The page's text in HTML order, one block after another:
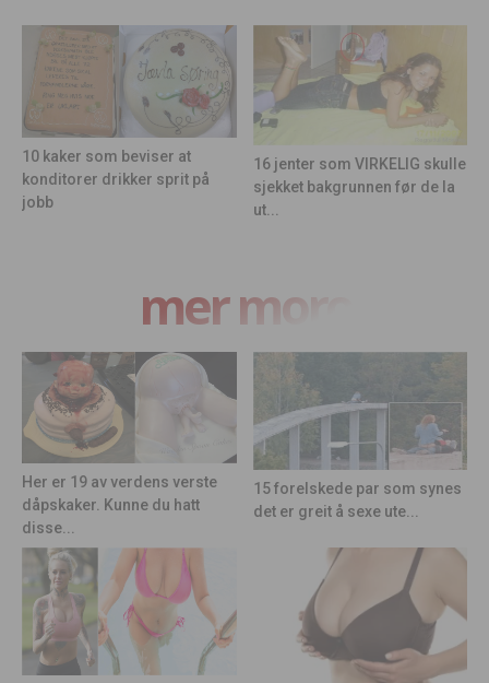
10 kaker som beviser at
konditorer drikker sprit på
jobb
16 jenter som VIRKELIG skulle
sjekket bakgrunnen før de la
ut...
mer moro
Her er 19 av verdens verste
dåpskaker. Kunne du hatt
disse...
15 forelskede par som synes
det er greit å sexe ute...